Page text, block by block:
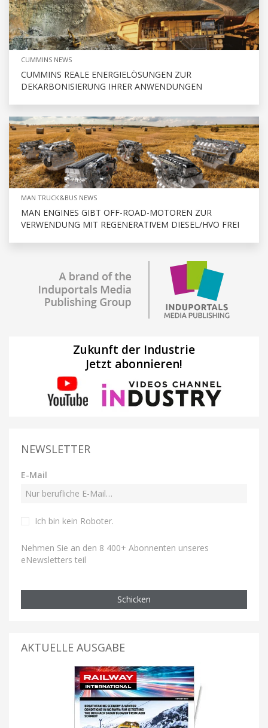
CUMMINS NEWS
CUMMINS REALE ENERGIELÖSUNGEN ZUR
DEKARBONISIERUNG IHRER ANWENDUNGEN
MAN TRUCK&BUS NEWS
MAN ENGINES GIBT OFF-ROAD-MOTOREN ZUR
VERWENDUNG MIT REGENERATIVEM DIESEL/HVO FREI
Zukunft der Industrie
Jetzt abonnieren!
NEWSLETTER
E-Mail
Ich bin kein Roboter.
Nehmen Sie an den 8 400+ Abonnenten unseres
eNewsletters teil
Schicken
AKTUELLE AUSGABE